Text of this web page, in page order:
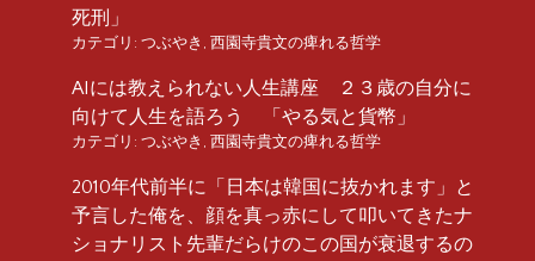
死刑」
カテゴリ: つぶやき , 西園寺貴文の痺れる哲学
AIには教えられない人生講座 ２３歳の自分に
向けて人生を語ろう 「やる気と貨幣」
カテゴリ: つぶやき , 西園寺貴文の痺れる哲学
2010年代前半に「日本は韓国に抜かれます」と
予言した俺を、顔を真っ赤にして叩いてきたナ
ショナリスト先輩だらけのこの国が衰退するの